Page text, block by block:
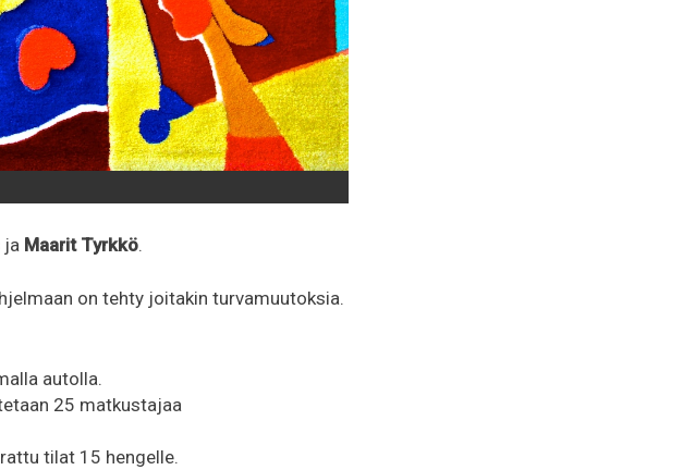
ja Maarit Tyrkkö.
on tehty joitakin turvamuutoksia.
autolla.
25 matkustajaa
tilat 15 hengelle.